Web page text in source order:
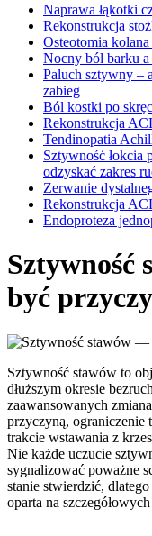
Naprawa łąkotki
Rekonstrukcja
Osteotomia
Nocny ból barku
Paluch sztywny –
zabieg
Ból kostki po
Rekonstrukcja
Tendinopatia
Sztywność łokcia
odzyskać zakres
Zerwanie
Rekonstrukcja
Endoproteza
Sztywność
być
Sztywność stawów to
dłuższym okresie
zaawansowanych
przyczyną, ograniczenie
trakcie wstawania z
Nie każde uczucie
sygnalizować poważne
stanie stwierdzić,
oparta na